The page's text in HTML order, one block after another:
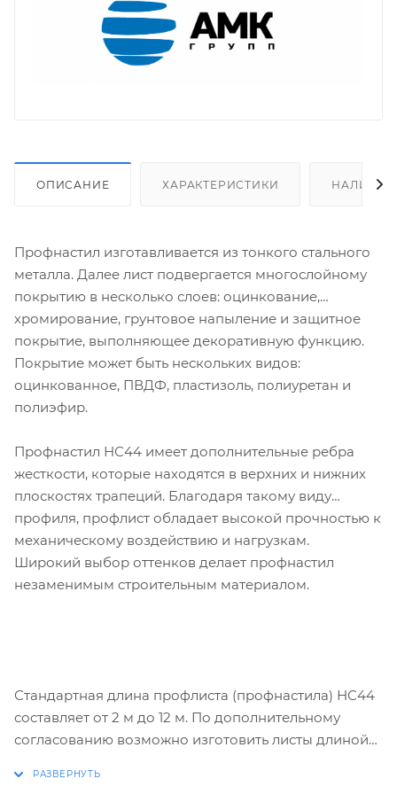
ОПИСАНИЕ ХАРАКТЕРИСТИКИ НАЛИЧИЕ
Профнастил изготавливается из тонкого стального
металла. Далее лист подвергается многослойному
покрытию в несколько слоев: оцинкование,
хромирование, грунтовое напыление и защитное
покрытие, выполняющее декоративную функцию.
Покрытие может быть нескольких видов:
оцинкованное, ПВДФ, пластизоль, полиуретан и
полиэфир.
Профнастил НС44 имеет дополнительные ребра
жесткости, которые находятся в верхних и нижних
плоскостях трапеций. Благодаря такому виду
профиля, профлист обладает высокой прочностью к
механическому воздействию и нагрузкам.
Широкий выбор оттенков делает профнастил
незаменимым строительным материалом.
Стандартная длина профлиста (профнастила) НС44
составляет от 2 м до 12 м. По дополнительному
согласованию возможно изготовить листы длиной